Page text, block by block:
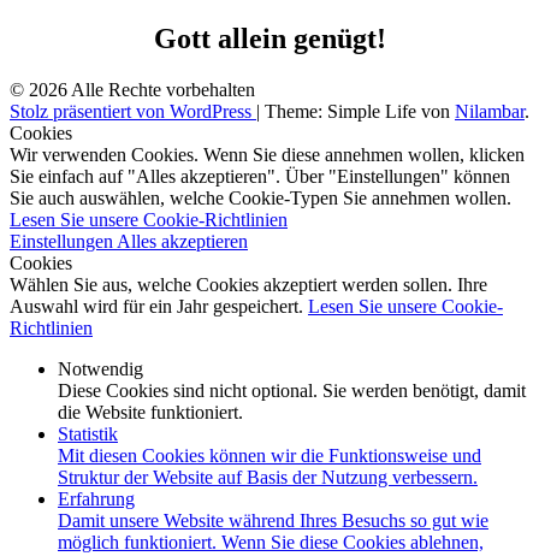
Gott allein genügt!
© 2026 Alle Rechte vorbehalten
Stolz präsentiert von WordPress | Theme: Simple Life von Nilambar.
Cookies
Wir verwenden Cookies. Wenn Sie diese annehmen wollen, klicken
Sie einfach auf "Alles akzeptieren". Über "Einstellungen" können
Sie auch auswählen, welche Cookie-Typen Sie annehmen wollen.
Lesen Sie unsere Cookie-Richtlinien
Einstellungen Alles akzeptieren
Cookies
Wählen Sie aus, welche Cookies akzeptiert werden sollen. Ihre
Auswahl wird für ein Jahr gespeichert. Lesen Sie unsere Cookie-
Richtlinien
Notwendig
Diese Cookies sind nicht optional. Sie werden benötigt, damit
die Website funktioniert.
Statistik
Mit diesen Cookies können wir die Funktionsweise und
Struktur der Website auf Basis der Nutzung verbessern.
Erfahrung
Damit unsere Website während Ihres Besuchs so gut wie
möglich funktioniert. Wenn Sie diese Cookies ablehnen,